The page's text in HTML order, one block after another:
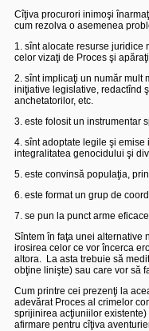
Cîţiva procurori inimoşi
cum rezolva o asemenea
1. sînt alocate resurse juridice
celor vizaţi de Proces şi
2. sînt implicaţi un număr mult
iniţiative legislative, redactînd
anchetatorilor, etc.
3. este folosit un instrumentar
4. sînt adoptate legile şi
integralitatea genocidului şi
5. este convinsă populaţia,
6. este format un grup de
7. se pun la punct arme
Sîntem în faţa unei alternative
irosirea celor ce vor încerca
altora. La asta trebuie să
obţine linişte) sau care vor să
Cum printre cei prezenţi la
adevărat Proces al crimelor
sprijinirea acţiuniilor
afirmare pentru cîţiva